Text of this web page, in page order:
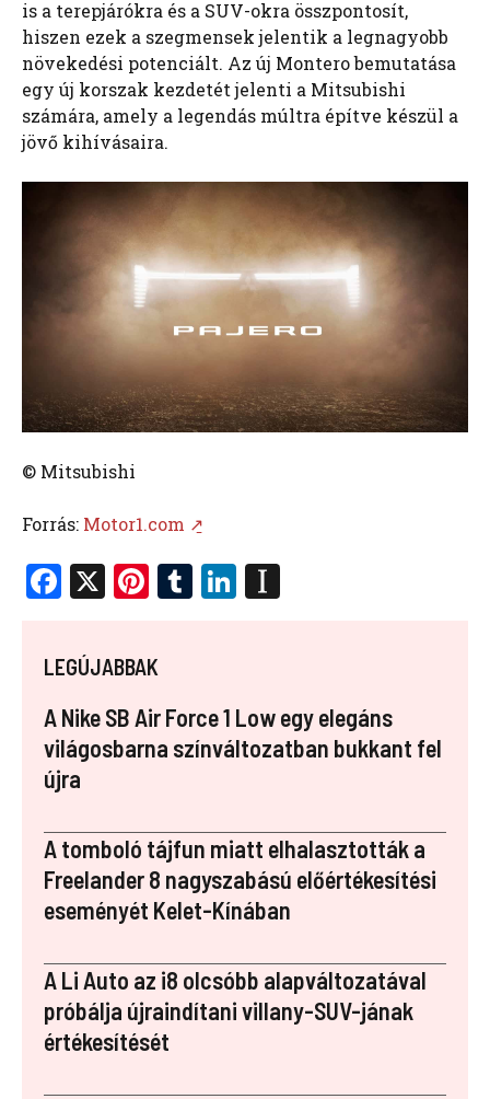
is a terepjárókra és a SUV-okra összpontosít,
hiszen ezek a szegmensek jelentik a legnagyobb
növekedési potenciált. Az új Montero bemutatása
egy új korszak kezdetét jelenti a Mitsubishi
számára, amely a legendás múltra építve készül a
jövő kihívásaira.
© Mitsubishi
Forrás: Motor1.com ↗̱
F
ce
b
o
o
k
X Pi
er
es
t
T
r
Li
dI
n
a
p
LEGÚJABBAK
A Nike SB Air Force 1 Low egy elegáns
világosbarna színváltozatban bukkant fel
újra
A tomboló tájfun miatt elhalasztották a
Freelander 8 nagyszabású előértékesítési
eseményét Kelet-Kínában
A Li Auto az i8 olcsóbb alapváltozatával
próbálja újraindítani villany-SUV-jának
értékesítését